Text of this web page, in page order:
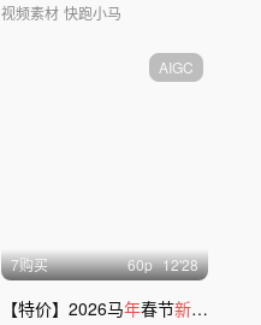
视频素材 快跑小马
片头
AIGC
7购买 60p 12'28
【特价】2026马年春节新年